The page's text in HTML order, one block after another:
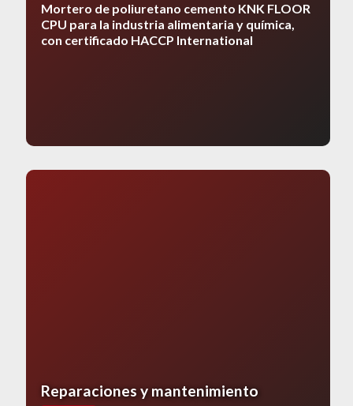
Mortero de poliuretano cemento KNK FLOOR
CPU para la industria alimentaria y química,
con certificado HACCP International
Reparaciones y mantenimiento